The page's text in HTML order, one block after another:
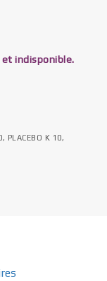
indisponible.
, PLACEBO K 10,